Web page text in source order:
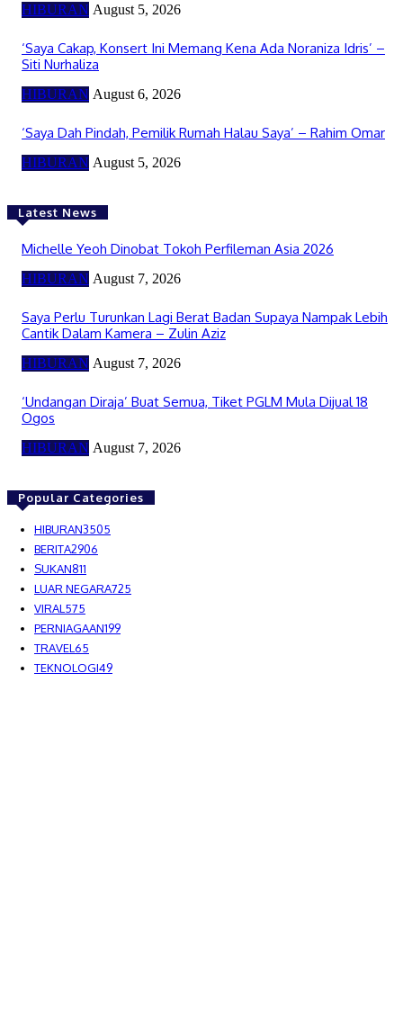
HIBURAN August 5, 2026
‘Saya Cakap, Konsert Ini Memang Kena Ada Noraniza Idris’ –
Siti Nurhaliza
HIBURAN August 6, 2026
‘Saya Dah Pindah, Pemilik Rumah Halau Saya’ – Rahim Omar
HIBURAN August 5, 2026
Latest News
Michelle Yeoh Dinobat Tokoh Perfileman Asia 2026
HIBURAN August 7, 2026
Saya Perlu Turunkan Lagi Berat Badan Supaya Nampak Lebih
Cantik Dalam Kamera – Zulin Aziz
HIBURAN August 7, 2026
‘Undangan Diraja’ Buat Semua, Tiket PGLM Mula Dijual 18
Ogos
HIBURAN August 7, 2026
Popular Categories
HIBURAN3505
BERITA2906
SUKAN811
LUAR NEGARA725
VIRAL 575
PERNIAGAAN199
TRAVEL 65
TEKNOLOGI49